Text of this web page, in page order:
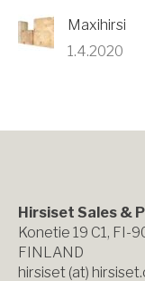
Maxihirsi
1.4.2020
Hirsiset Sales &
Konetie 19 C1, FI-
FINLAND
hirsiset (at)